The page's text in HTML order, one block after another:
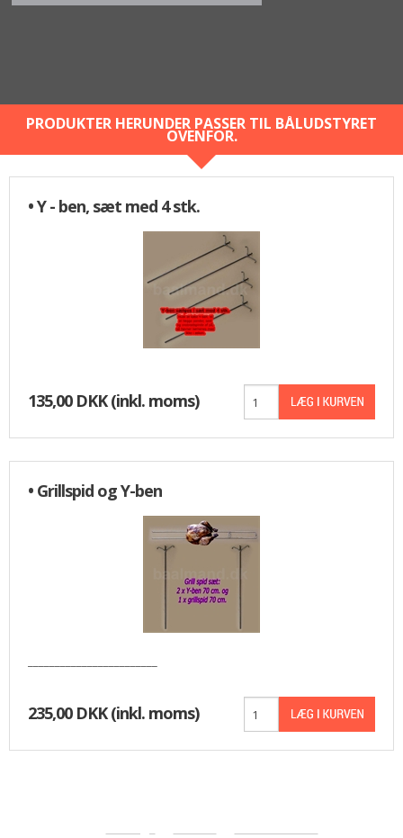
PRODUKTER HERUNDER PASSER TIL BÅLUDSTYRET
OVENFOR.
• Y - ben, sæt med 4 stk.
135,00 DKK(inkl. moms)
• Grillspid og Y-ben
235,00 DKK(inkl. moms)